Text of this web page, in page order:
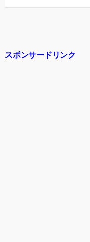
スポンサードリンク